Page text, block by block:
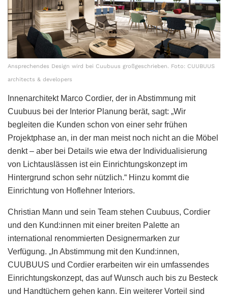
Ansprechendes Design wird bei Cuubuus großgeschrieben. Foto: CUUBUUS
architects & developers
Innenarchitekt Marco Cordier, der in Abstimmung mit
Cuubuus bei der Interior Planung berät, sagt: „Wir
begleiten die Kunden schon von einer sehr frühen
Projektphase an, in der man meist noch nicht an die Möbel
denkt – aber bei Details wie etwa der Individualisierung
von Lichtauslässen ist ein Einrichtungskonzept im
Hintergrund schon sehr nützlich.“ Hinzu kommt die
Einrichtung von Hoflehner Interiors.
Christian Mann und sein Team stehen Cuubuus, Cordier
und den Kund:innen mit einer breiten Palette an
international renommierten Designermarken zur
Verfügung. „In Abstimmung mit den Kund:innen,
CUUBUUS und Cordier erarbeiten wir ein umfassendes
Einrichtungskonzept, das auf Wunsch auch bis zu Besteck
und Handtüchern gehen kann. Ein weiterer Vorteil sind